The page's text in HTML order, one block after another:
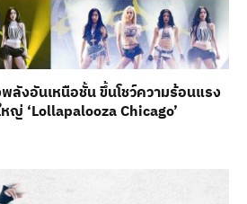
ลังอันเหนือชั้น ขึ้นโชว์ความร้อนแรง
ญ่ ‘Lollapalooza Chicago’